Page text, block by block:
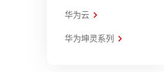
华为云
华为坤灵系列